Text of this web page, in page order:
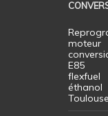
moteur
E85
flexfuel
éthanol
Toulouse